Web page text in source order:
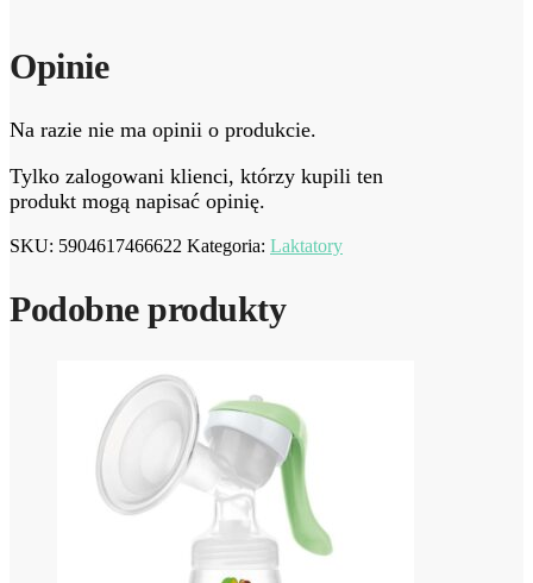
Opinie
Na razie nie ma opinii o produkcie.
Tylko zalogowani klienci, którzy kupili ten
produkt mogą napisać opinię.
SKU: 5904617466622 Kategoria: Laktatory
Podobne produkty